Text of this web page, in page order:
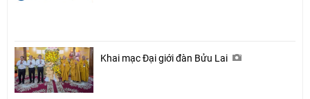
Khai mạc Đại giới đàn Bửu Lai